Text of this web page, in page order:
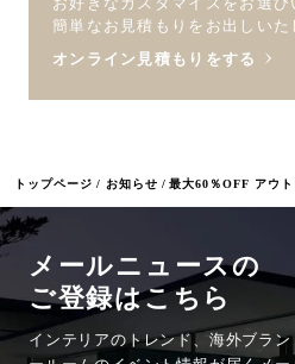
トップページ お知らせ 最大60％OFF アウ
簡単なお見積もりをお出しいた
オンライン見積もりをする
メールニュースの
ご登録はこちら
インテリアのトレンド、海外ブラ